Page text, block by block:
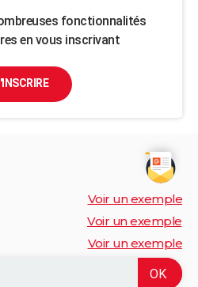
fonctionnalités
en vous inscrivant
Voir un exemple
Voir un exemple
Voir un exemple